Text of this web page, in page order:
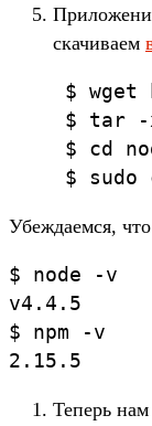
скачиваем
$
$ tar -
$ cd
$
Убеждаемся,
$ node -v
v4.4.5
$ npm -v
2.15.5
Теперь